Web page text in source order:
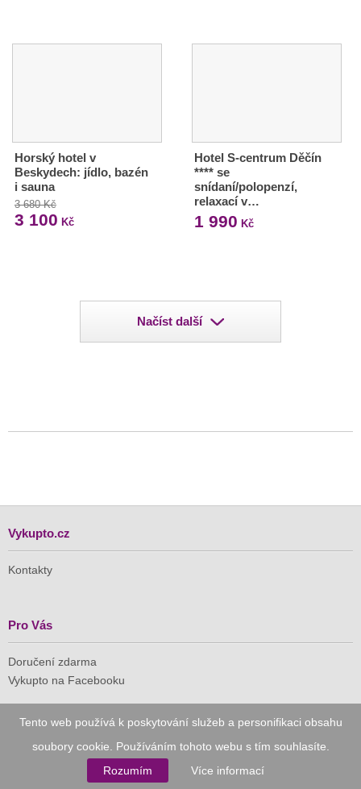
Tento web používá k poskytování služeb a personifikaci obsahu
soubory cookie. Používáním tohoto webu s tím souhlasíte.
Rozumím
Více informací
Horský hotel v
Beskydech: jídlo, bazén
i sauna
3 680 Kč
3 100 Kč
Hotel S-centrum Děčín
**** se
snídaní/polopenzí,
relaxací v…
1 990 Kč
Načíst další
Vykupto.cz
Kontakty
Pro Vás
Doručení zdarma
Vykupto na Facebooku
Důvěryhodný nákup
Naše společnost je členem Asociace pro elektronickou
komerci (APEK)